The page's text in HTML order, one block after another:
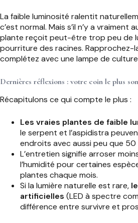
La faible luminosité ralentit
c’est normal. Mais s’il n’y a vraiment
plante reçoit peut-être trop peu de
pourriture des racines. Rapprochez-
complétez avec une lampe de
Dernières réflexions : votre coin le plus
Récapitulons ce qui compte le plus :
Les vraies plantes de faible
le serpent et l’aspidistra
endroits avec aussi peu que
L’entretien signifie arroser
l’humidité pour certaines
plantes chaque mois.
Si la lumière naturelle est rare,
artificielles (LED à spectre
différence entre survivre et